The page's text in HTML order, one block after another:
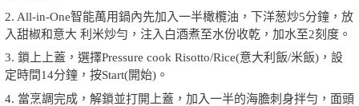
2. All-in-One智能萬用鍋內先加入一半橄欖油，下洋葱炒5分鐘，放
入甜椒和意大 利米炒勻，注入白酒煮至水份收乾，加水至2刻度。
3. 鎖上上蓋，選擇Pressure cook Risotto/Rice(意大利飯/米飯)，設
定時間14分鐘，按Start(開始)。
4. 當烹調完成，解鎖並打開上蓋，加入一半的海膽刺身拌勻，面頭